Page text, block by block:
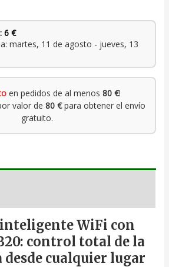
6 €
martes, 11 de agosto - jueves, 13
en pedidos de al menos 80 €!
valor de 80 €para obtener el envío
gratuito.
WiFi con
control total de la
cualquier lugar